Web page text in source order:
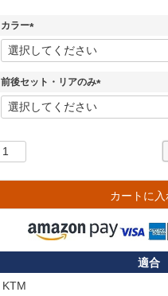
カラー
(
必
)
前後セット・リアのみ
(
カートに入
適合
KTM